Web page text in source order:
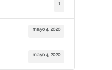
1
mayo 4, 2020
mayo 4, 2020